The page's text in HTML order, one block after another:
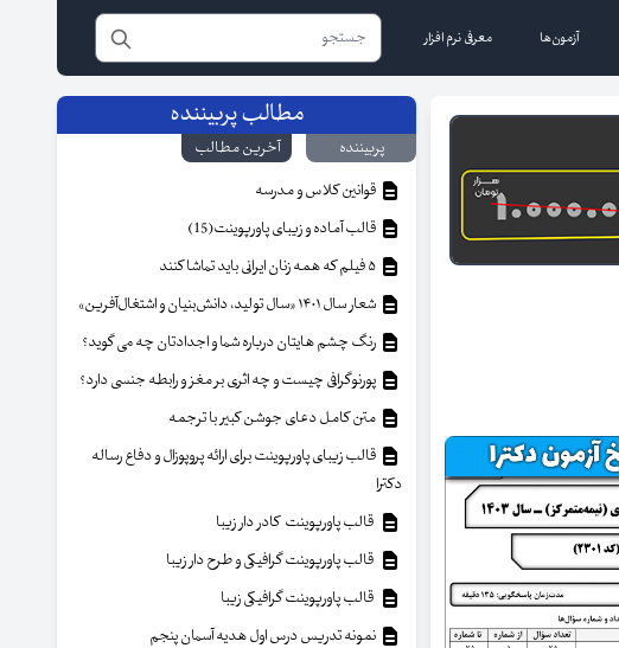
آزمون‌ها معرفی نرم افزار
مطالب پربیننده
پربیننده
آخرین مطالب
قوانین کلاس و مدرسه
قالب آماده و زیبای پاورپوینت(15)
شعار سال ۱۴۰۱ «سال تولید، دانش‌بنیان و اشتغال‌آفرین»
رنگ چشم هایتان درباره شما و اجدادتان چه می گوید؟
پورنوگرافی چیست و چه اثری بر مغز و رابطه جنسی دارد؟
متن کامل دعای جوشن کبیر با ترجمه
قالب زیبای پاورپوینت برای ارائه پروپوزال و دفاع رساله
دکترا
قالب پاورپوینت کادر دار زیبا
قالب پاورپوینت گرافیکی و طرح دار زیبا
قالب پاورپوینت گرافیکی زیبا
نمونه تدریس درس اول هدیه آسمان پنجم